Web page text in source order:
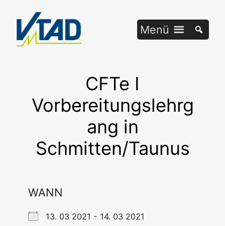
springen
Menü
CFTe I
Vorbereitungslehrg
ang in
Schmitten/Taunus
WANN
13. 03 2021 - 14. 03 2021